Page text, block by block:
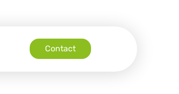
Contact